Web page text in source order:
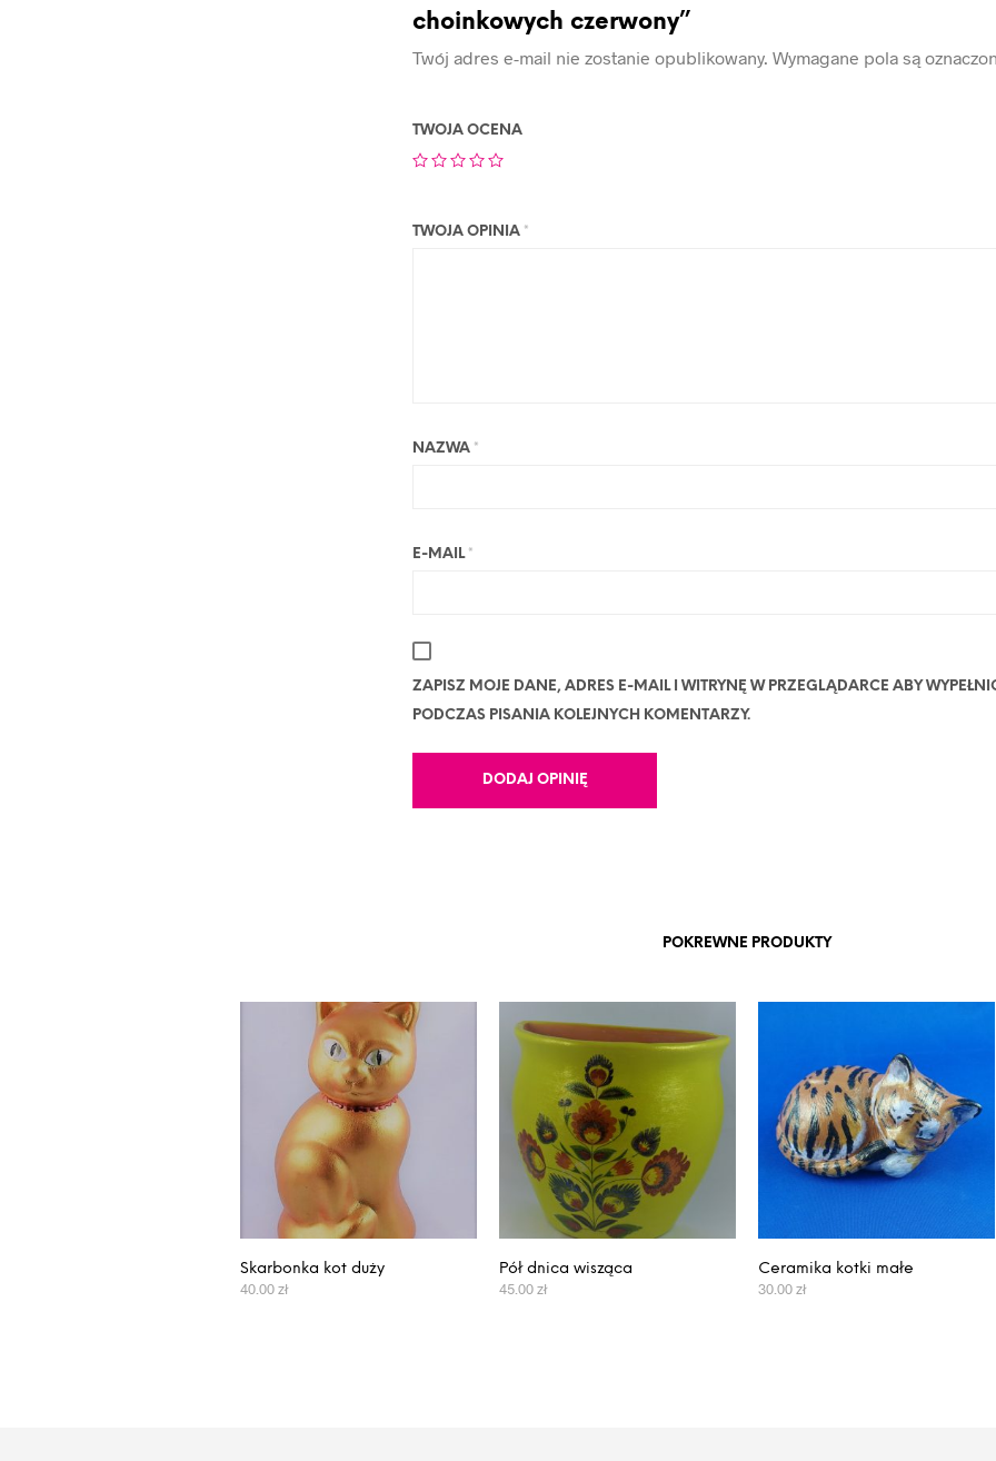
choinkowych czerwony”
Twój adres e-mail nie zostanie opublikowany. Wymagane pola są
TWOJA OCENA
TWOJA OPINIA *
NAZWA *
E-MAIL *
ZAPISZ MOJE DANE, ADRES E-MAIL I WITRYNĘ W PRZEGLĄDARCE ABY
PODCZAS PISANIA KOLEJNYCH KOMENTARZY.
POKREWNE PRODUKTY
Skarbonka kot duży
40.00zł
Pół dnica wisząca
45.00zł
Ceramika kotki małe
30.00zł